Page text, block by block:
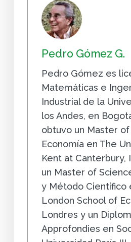
Pedro Gómez G.
Pedro Gómez es
Matemáticas e
Industrial de la
los Andes, en
obtuvo un Master
Economía en The
Kent at Canterbury,
un Master of
y Método Científico
London School of
Londres y un
Approfondies en